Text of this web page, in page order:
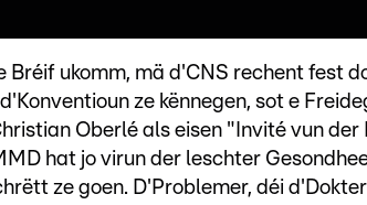
Bréif ukomm, mä d'CNS rechent fest
ze kënnegen, sot e
Oberlé als eisen "Invité vun der
hat jo virun der leschter
ze goen. D'Problemer, déi